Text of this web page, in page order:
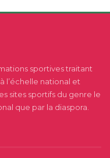
sportives traitant
l’échelle national et
sites sportifs du genre le
que par la diaspora.